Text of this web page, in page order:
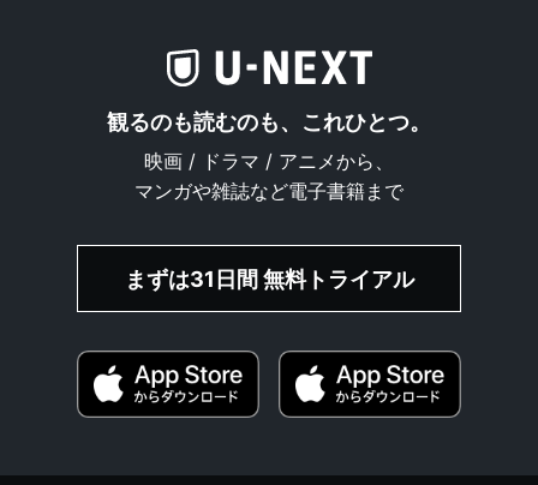
観るのも読むのも、これひとつ。
映画 / ドラマ / アニメから、
マンガや雑誌など電子書籍まで
まずは31日間 無料トライアル